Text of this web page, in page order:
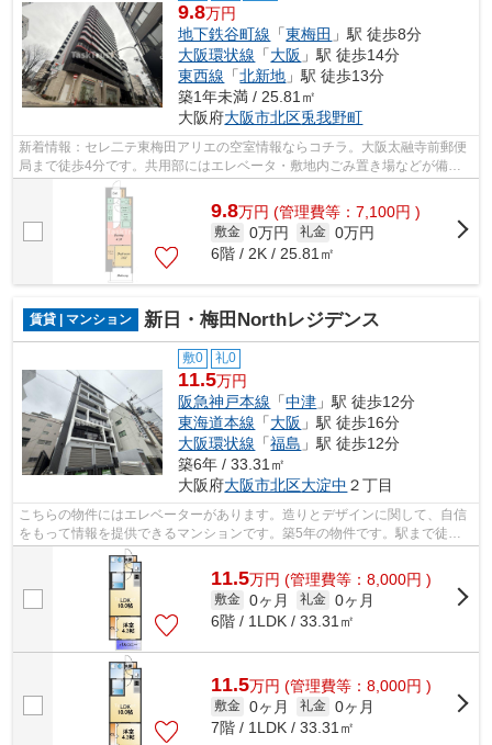
9.8万円
地下鉄谷町線 「東梅田 」駅 徒歩8分
大阪環状線 「大阪 」駅 徒歩14分
東西線 「北新地 」駅 徒歩13分
築1年未満 / 25.81㎡
大阪府大阪市北区兎我野町
新着情報：セレ二テ東梅田アリエの空室情報ならコチラ。大阪太融寺前郵便
局まで徒歩4分です。共用部にはエレベータ・敷地内ごみ置き場などが備わ
っておりとても充実しています。駅徒歩...
9.8万円 (管理費等：7,100円 )
敷金 0万円 礼金 0万円
6階 / 2K / 25.81㎡
賃貸 | マンション 新日・梅田Northレジデンス
敷0 礼0
11.5万円
阪急神戸本線 「中津 」駅 徒歩12分
東海道本線 「大阪 」駅 徒歩16分
大阪環状線 「福島 」駅 徒歩12分
築6年 / 33.31㎡
大阪府大阪市北区大淀中 ２丁目
こちらの物件にはエレベーターがあります。造りとデザインに関して、自信
をもって情報を提供できるマンションです。築5年の物件です。駅まで徒歩
12分の物件です。当社スタッフが地域の...
11.5万円 (管理費等：8,000円 )
敷金 0ヶ月 礼金 0ヶ月
6階 / 1LDK / 33.31㎡
11.5万円 (管理費等：8,000円 )
敷金 0ヶ月 礼金 0ヶ月
7階 / 1LDK / 33.31㎡